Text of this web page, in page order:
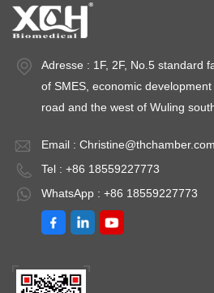
Adresse : 1F, 2F, No.5 standard
of SMES, economic
road and the west of Wuling
Email : Christine@thchamber.com
Tel : +86 18559227773
WhatsApp : +86 18559227773